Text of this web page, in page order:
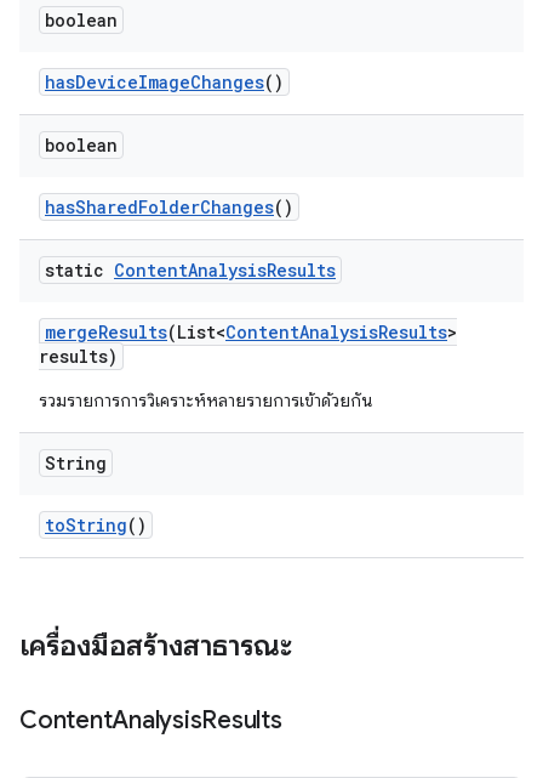
boolean
hasDeviceImageChanges()
boolean
hasSharedFolderChanges()
static ContentAnalysisResults
mergeResults(List<ContentAnalysisResults>
results)
รวมรายการการวิเคราะห์หลายรายการเข้าด้วยกัน
String
toString()
เครื่องมือสร้างสาธารณะ
ContentAnalysisResults